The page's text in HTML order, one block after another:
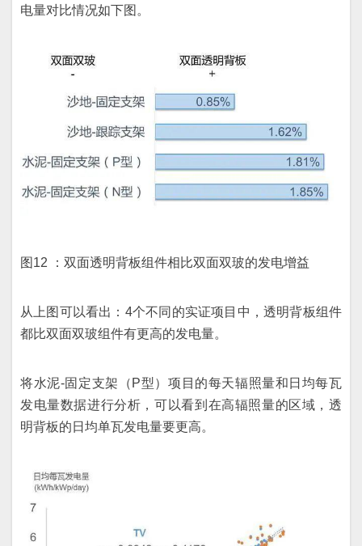
电量对比情况如下图。
图12 ：双面透明背板组件相比双面双玻的发电增益
从上图可以看出：4个不同的实证项目中，透明背板组件
都比双面双玻组件有更高的发电量。
将水泥-固定支架（P型）项目的每天辐照量和日均每瓦
发电量数据进行分析，可以看到在高辐照量的区域，透
明背板的日均单瓦发电量要更高。